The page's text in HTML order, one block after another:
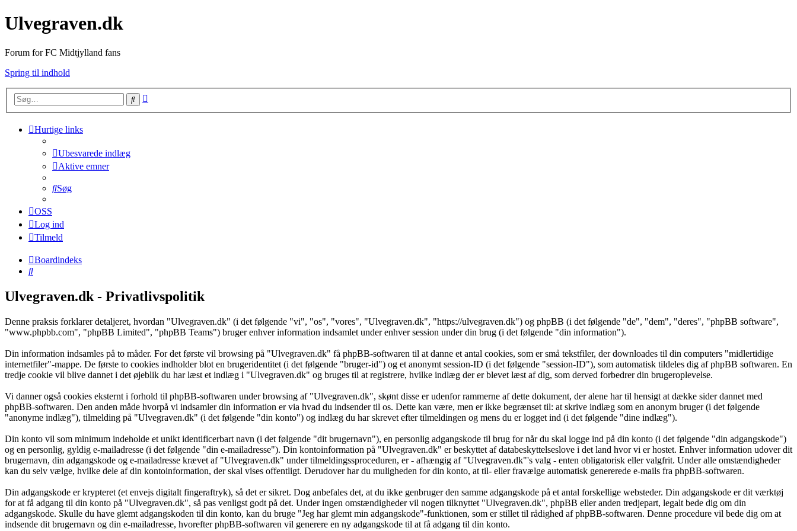
Ulvegraven.dk
Forum for FC Midtjylland fans
Spring til indhold
Søg
Hurtige links
Ubesvarede indlæg
Aktive emner
Søg
OSS
Log ind
Tilmeld
Boardindeks
Søg
Ulvegraven.dk - Privatlivspolitik
Denne praksis forklarer detaljeret, hvordan "Ulvegraven.dk" (i det følgende "vi", "os", "vores", "Ulvegraven.dk", "https://ulvegraven.dk") og phpBB (i det følgende "de", "dem", "deres", "phpBB software",
"www.phpbb.com", "phpBB Limited", "phpBB Teams") bruger enhver information indsamlet under enhver session under din brug (i det følgende "din information").
Din information indsamles på to måder. For det første vil browsing på "Ulvegraven.dk" få phpBB-softwaren til at danne et antal cookies, som er små tekstfiler, der downloades til din computers "midlertidige
internetfiler"-mappe. De første to cookies indholder blot en brugeridentitet (i det følgende "bruger-id") og et anonymt session-ID (i det følgende "session-ID"), som automatisk tildeles dig af phpBB softwaren. En
tredje cookie vil blive dannet i det øjeblik du har læst et indlæg i "Ulvegraven.dk" og bruges til at registrere, hvilke indlæg der er blevet læst af dig, som derved forbedrer din brugeroplevelse.
Vi danner også cookies eksternt i forhold til phpBB-softwaren under browsing af "Ulvegraven.dk", skønt disse er udenfor rammerne af dette dokument, der alene har til hensigt at dække sider dannet med
phpBB-softwaren. Den anden måde hvorpå vi indsamler din information er via hvad du indsender til os. Dette kan være, men er ikke begrænset til: at skrive indlæg som en anonym bruger (i det følgende
"anonyme indlæg"), tilmelding på "Ulvegraven.dk" (i det følgende "din konto") og indlæg du har skrevet efter tilmeldingen og mens du er logget ind (i det følgende "dine indlæg").
Din konto vil som minimum indeholde et unikt identificerbart navn (i det følgende "dit brugernavn"), en personlig adgangskode til brug for når du skal logge ind på din konto (i det følgende "din adgangskode")
og en personlig, gyldig e-mailadresse (i det følgende "din e-mailadresse"). Din kontoinformation på "Ulvegraven.dk" er beskyttet af databeskyttelseslove i det land hvor vi er hostet. Enhver information udover dit
brugernavn, din adgangskode og e-mailadresse krævet af "Ulvegraven.dk" under tilmeldingssproceduren, er - afhængig af "Ulvegraven.dk"'s valg - enten obligatorisk eller valgfrit. Under alle omstændigheder
kan du selv vælge, hvilke dele af din kontoinformation, der skal vises offentligt. Derudover har du muligheden for din konto, at til- eller fravælge automatisk genererede e-mails fra phpBB-softwaren.
Din adgangskode er krypteret (et envejs digitalt fingeraftryk), så det er sikret. Dog anbefales det, at du ikke genbruger den samme adgangskode på et antal forskellige websteder. Din adgangskode er dit værktøj
for at få adgang til din konto på "Ulvegraven.dk", så pas venligst godt på det. Under ingen omstændigheder vil nogen tilknyttet "Ulvegraven.dk", phpBB eller anden tredjepart, legalt bede dig om din
adgangskode. Skulle du have glemt adgangskoden til din konto, kan du bruge "Jeg har glemt min adgangskode"-funktionen, som er stillet til rådighed af phpBB-softwaren. Denne procedure vil bede dig om at
indsende dit brugernavn og din e-mailadresse, hvorefter phpBB-softwaren vil generere en ny adgangskode til at få adgang til din konto.